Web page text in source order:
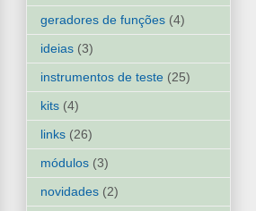
geradores de funções (4)
ideias (3)
instrumentos de teste (25)
kits (4)
links (26)
módulos (3)
novidades (2)